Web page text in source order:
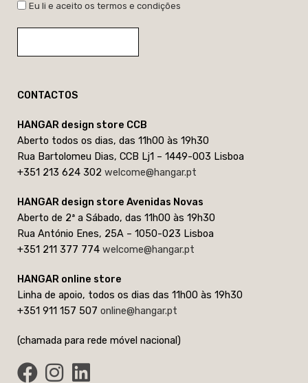
Eu li e aceito os termos e condições
CONTACTOS
HANGAR design store CCB
Aberto todos os dias, das 11h00 às 19h30
Rua Bartolomeu Dias, CCB Lj1 – 1449-003 Lisboa
+351 213 624 302 welcome@hangar.pt
HANGAR design store Avenidas Novas
Aberto de 2ª a Sábado, das 11h00 às 19h30
Rua António Enes, 25A – 1050-023 Lisboa
+351 211 377 774 welcome@hangar.pt
HANGAR online store
Linha de apoio, todos os dias das 11h00 às 19h30
+351 911 157 507 online@hangar.pt
(chamada para rede móvel nacional)